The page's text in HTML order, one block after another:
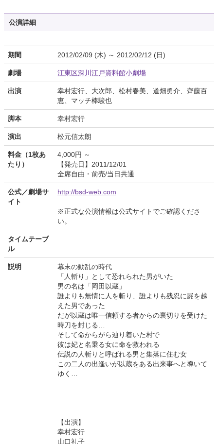
公演詳細
期間 2012/02/09 (木) ～ 2012/02/12 (日)
劇場 江東区深川江戸資料館小劇場
出演
幸村宏行、大次郎、松村春美、道畑勇介、齊藤百
恵、マッチ棒駿也
脚本 幸村宏行
演出 松元信太朗
料金（1枚あ
たり）
4,000円 ～
【発売日】2011/12/01
全席自由・前売/当日共通
公式／劇場サ
イト
http://bsd-web.com
※正式な公演情報は公式サイトでご確認くださ
い。
タイムテーブ
ル
説明
幕末の動乱の時代
「人斬り」として恐れられた男がいた
男の名は「岡田以蔵」
誰よりも無情に人を斬り、誰よりも残忍に屍を越
えた男であった
だが以蔵は唯一信頼する者からの裏切りを受けた
時刀を封じる…
そして命からがら辿り着いた村で
彼は妃と名乗る女に命を救われる
伝説の人斬りと呼ばれる男と集落に住む女
この二人の出逢いが以蔵をある出来事へと導いて
ゆく…
【出演】
幸村宏行
山口礼子